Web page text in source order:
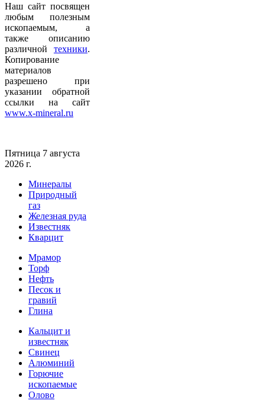
Наш сайт посвящен
любым полезным
ископаемым, а
также описанию
различной техники.
Копирование
материалов
разрешено при
указании обратной
ссылки на сайт
www.x-mineral.ru
Пятница 7 августа
2026 г.
Минералы
Природный
газ
Железная руда
Известняк
Кварцит
Мрамор
Торф
Нефть
Песок и
гравий
Глина
Кальцит и
известняк
Свинец
Алюминий
Горючие
ископаемые
Олово